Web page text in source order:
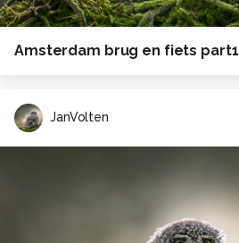
Amsterdam brug en fiets part1
JanVolten